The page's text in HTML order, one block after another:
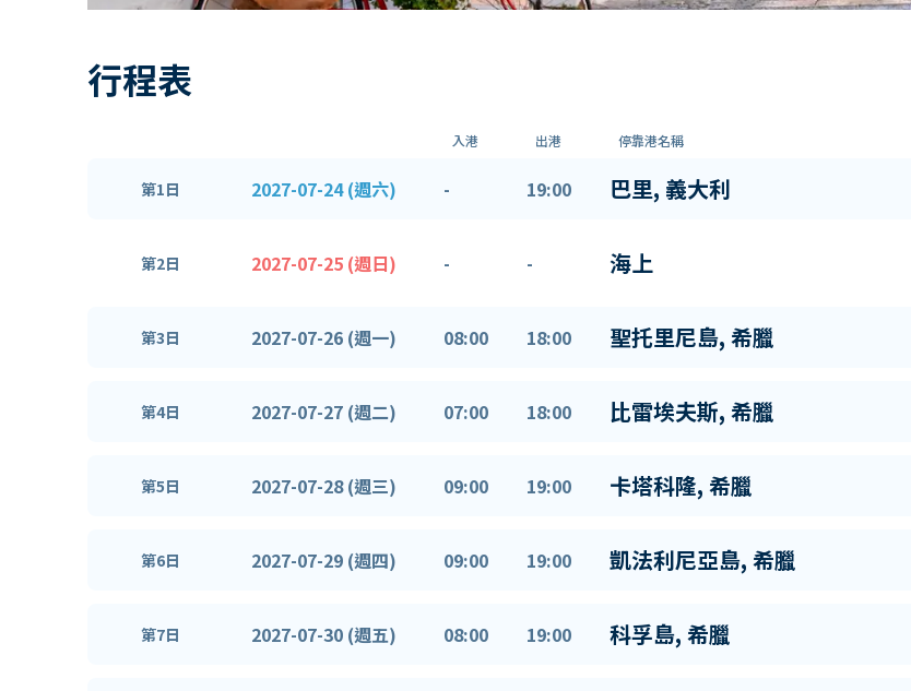
行程表
入港 出港 停靠港名稱
第1日 2027-07-24 (週六) - 19:00 巴里, 義大利
第2日 2027-07-25 (週日) - - 海上
第3日 2027-07-26 (週一) 08:00 18:00 聖托里尼島, 希臘
第4日 2027-07-27 (週二) 07:00 18:00 比雷埃夫斯, 希臘
第5日 2027-07-28 (週三) 09:00 19:00 卡塔科隆, 希臘
第6日 2027-07-29 (週四) 09:00 19:00 凱法利尼亞島, 希臘
第7日 2027-07-30 (週五) 08:00 19:00 科孚島, 希臘